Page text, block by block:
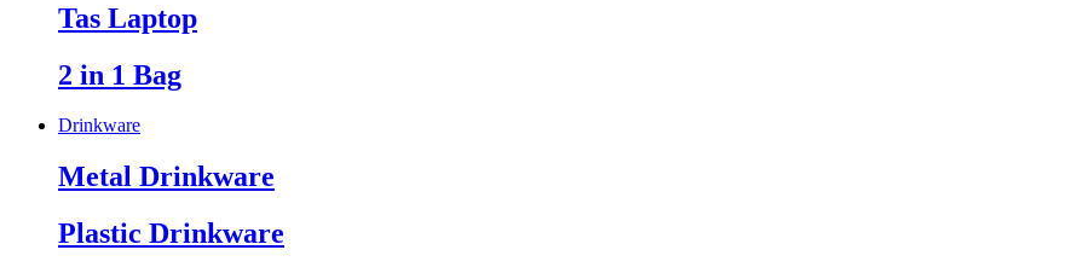
Tas Laptop
2 in 1 Bag
Drinkware
Metal Drinkware
Plastic Drinkware